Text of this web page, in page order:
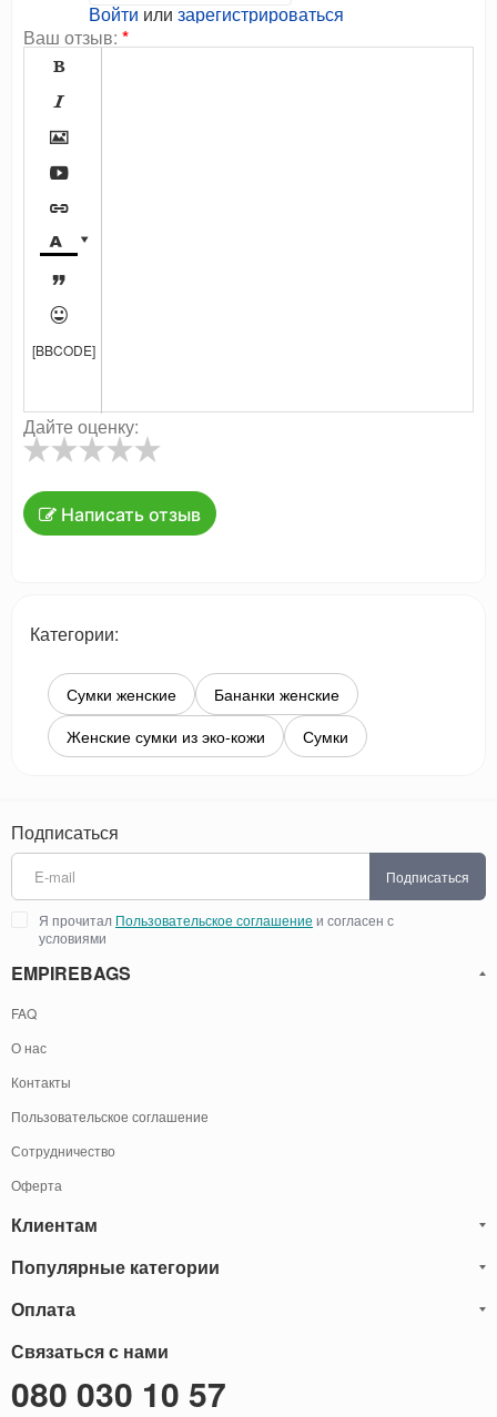
Войти или зарегистрироваться
Ваш отзыв: *









[BBCODE]
Дайте оценку:
Написать отзыв
Категории:
Сумки женские
Бананки женские
Женские сумки из эко-кожи
Сумки
Подписаться
Подписаться
Я прочитал Пользовательское соглашение и согласен с
условиями
EMPIREBAGS
FAQ
О нас
Контакты
Пользовательское соглашение
Сотрудничество
Оферта
Клиентам
Блог
Обмен и Возврат
Карта сайта
Популярные категории
Мужские кожаные сумки
Саквояжи
Мужские кожаные кошельки
Оплата
Оплату товаров можно
осуществить
Наличными
Связаться с нами
080 030 10 57